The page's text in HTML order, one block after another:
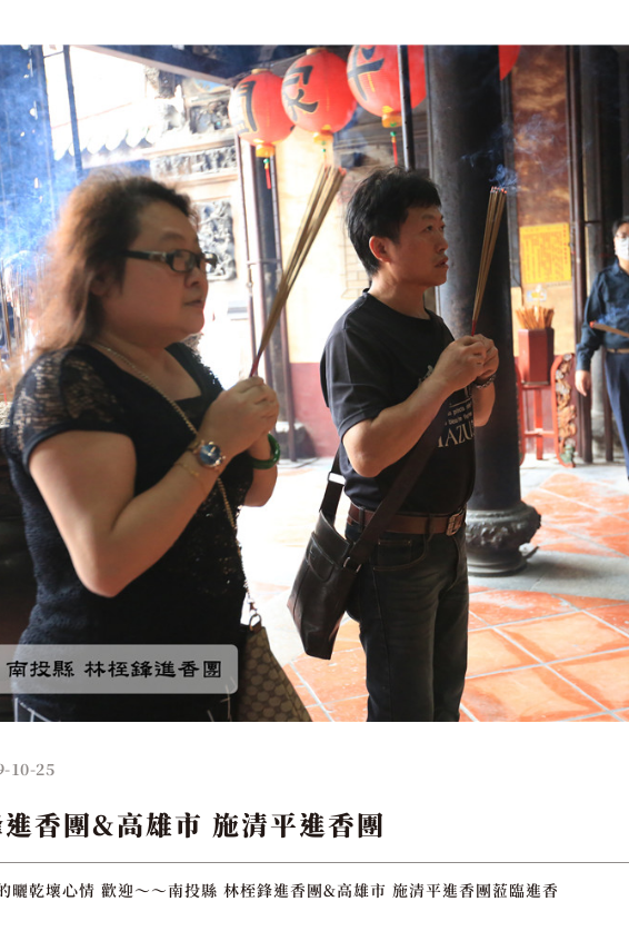
10-25
香團&高雄市 施清平進香團
曬乾壞心情 歡迎～～南投縣 林桎鋒進香團&高雄市 施清平進香團蒞臨進香